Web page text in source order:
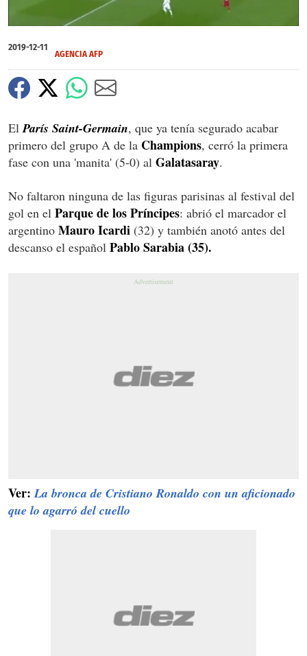
of
1
55
seconds
2019-12-11
AGENCIA AFP
El París Saint-Germain, que ya tenía segurado acabar
primero del grupo A de la Champions, cerró la primera
fase con una 'manita' (5-0) al Galatasaray.
No faltaron ninguna de las figuras parisinas al festival del
gol en el Parque de los Príncipes: abrió el marcador el
argentino Mauro Icardi (32) y también anotó antes del
descanso el español Pablo Sarabia (35).
Ver:La bronca de Cristiano Ronaldo con un aficionado
que lo agarró del cuello